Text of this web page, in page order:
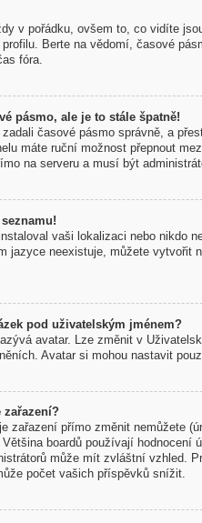
v pořádku, ovšem to, co vidíte
Berte na vědomí, časové
fóra.
pásmo, ale je to stále špatně!
časové pásmo správně, a
máte ruční možnost přepnout
na serveru a musí být
vaši lokalizaci nebo nikdo
jazyce neexistuje, můžete vytvořit
pod uživatelským jménem?
avatar. Lze změnit v
Avatar si mohou nastavit
zařazení?
zařazení přímo změnit nemůžete
boardů používají
může mít zvláštní vzhled.
počet vašich příspěvků snížit.